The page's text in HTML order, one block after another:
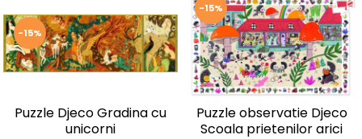
-15%
Puzzle Djeco Gradina cu
unicorni
-15%
Puzzle observatie Djeco
Scoala prietenilor arici